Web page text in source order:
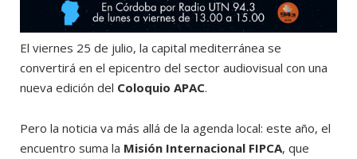
El viernes 25 de julio, la capital mediterránea se
convertirá en el epicentro del sector audiovisual con una
nueva edición del Coloquio APAC.
Pero la noticia va más allá de la agenda local: este año, el
encuentro suma la Misión Internacional FIPCA, que